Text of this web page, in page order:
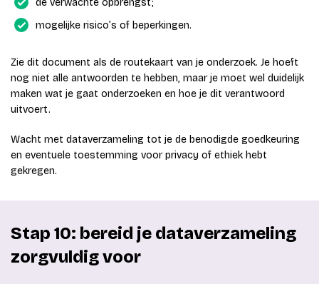
de verwachte opbrengst;
mogelijke risico’s of beperkingen.
Zie dit document als de routekaart van je onderzoek. Je hoeft
nog niet alle antwoorden te hebben, maar je moet wel duidelijk
maken wat je gaat onderzoeken en hoe je dit verantwoord
uitvoert.
Wacht met dataverzameling tot je de benodigde goedkeuring
en eventuele toestemming voor privacy of ethiek hebt
gekregen.
Stap 10: bereid je dataverzameling
zorgvuldig voor